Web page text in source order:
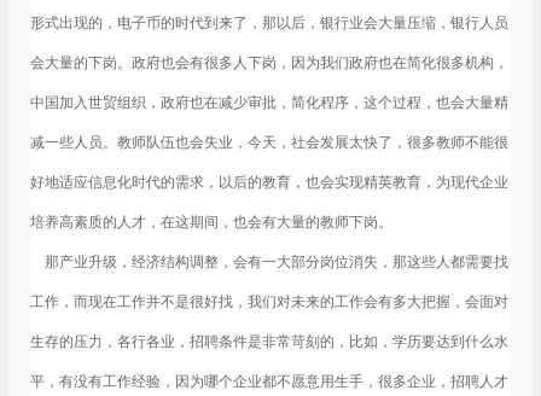
形式出现的，电子币的时代到来了，那以后，银行业会大量压缩，银行人员
会大量的下岗。政府也会有很多人下岗，因为我们政府也在简化很多机构，
中国加入世贸组织，政府也在减少审批，简化程序，这个过程，也会大量精
减一些人员。教师队伍也会失业，今天，社会发展太快了，很多教师不能很
好地适应信息化时代的需求，以后的教育，也会实现精英教育，为现代企业
培养高素质的人才，在这期间，也会有大量的教师下岗。
那产业升级，经济结构调整，会有一大部分岗位消失，那这些人都需要找
工作，而现在工作并不是很好找，我们对未来的工作会有多大把握，会面对
生存的压力，各行各业，招聘条件是非常苛刻的，比如，学历要达到什么水
平，有没有工作经验，因为哪个企业都不愿意用生手，很多企业，招聘人才